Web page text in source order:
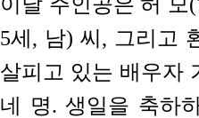
5세, 남) 씨, 그리고
살피고 있는 배우자
네 명. 생일을 축하